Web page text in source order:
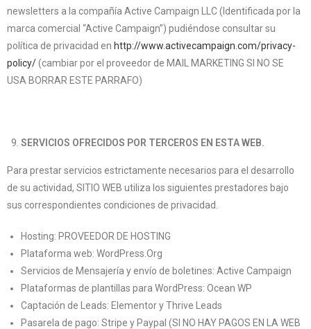
newsletters a la compañía Active Campaign LLC (Identificada por la
marca comercial “Active Campaign”) pudiéndose consultar su
política de privacidad en http://www.activecampaign.com/privacy-
policy/(cambiar por el proveedor de MAIL MARKETING SI NO SE
USA BORRAR ESTE PARRAFO)
SERVICIOS OFRECIDOS POR TERCEROS EN ESTA WEB.
Para prestar servicios estrictamente necesarios para el desarrollo
de su actividad, SITIO WEB utiliza los siguientes prestadores bajo
sus correspondientes condiciones de privacidad.
Hosting: PROVEEDOR DE HOSTING
Plataforma web: WordPress.Org
Servicios de Mensajería y envío de boletines: Active Campaign
Plataformas de plantillas para WordPress: Ocean WP
Captación de Leads: Elementor y Thrive Leads
Pasarela de pago: Stripe y Paypal (SI NO HAY PAGOS EN LA WEB